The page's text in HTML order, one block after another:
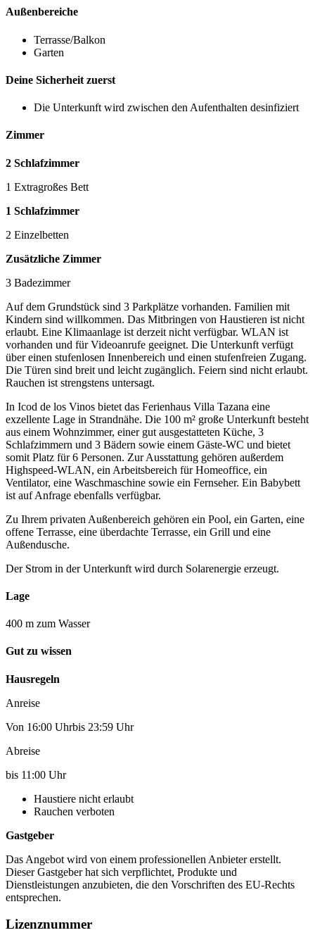
Außenbereiche
Terrasse/Balkon
Garten
Deine Sicherheit zuerst
Die Unterkunft wird zwischen den Aufenthalten desinfiziert
Zimmer
2 Schlafzimmer
1 Extragroßes Bett
1 Schlafzimmer
2 Einzelbetten
Zusätzliche Zimmer
3 Badezimmer
Auf dem Grundstück sind 3 Parkplätze vorhanden. Familien mit
Kindern sind willkommen. Das Mitbringen von Haustieren ist nicht
erlaubt. Eine Klimaanlage ist derzeit nicht verfügbar. WLAN ist
vorhanden und für Videoanrufe geeignet. Die Unterkunft verfügt
über einen stufenlosen Innenbereich und einen stufenfreien Zugang.
Die Türen sind breit und leicht zugänglich. Feiern sind nicht erlaubt.
Rauchen ist strengstens untersagt.
In Icod de los Vinos bietet das Ferienhaus Villa Tazana eine
exzellente Lage in Strandnähe. Die 100 m² große Unterkunft besteht
aus einem Wohnzimmer, einer gut ausgestatteten Küche, 3
Schlafzimmern und 3 Bädern sowie einem Gäste-WC und bietet
somit Platz für 6 Personen. Zur Ausstattung gehören außerdem
Highspeed-WLAN, ein Arbeitsbereich für Homeoffice, ein
Ventilator, eine Waschmaschine sowie ein Fernseher. Ein Babybett
ist auf Anfrage ebenfalls verfügbar.
Zu Ihrem privaten Außenbereich gehören ein Pool, ein Garten, eine
offene Terrasse, eine überdachte Terrasse, ein Grill und eine
Außendusche.
Der Strom in der Unterkunft wird durch Solarenergie erzeugt.
Lage
400 m zum Wasser
Gut zu wissen
Hausregeln
Anreise
Von 16:00 Uhrbis 23:59 Uhr
Abreise
bis 11:00 Uhr
Haustiere nicht erlaubt
Rauchen verboten
Gastgeber
Das Angebot wird von einem professionellen Anbieter erstellt.
Dieser Gastgeber hat sich verpflichtet, Produkte und
Dienstleistungen anzubieten, die den Vorschriften des EU-Rechts
entsprechen.
Lizenznummer